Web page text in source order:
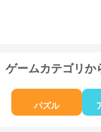
ゲームカテゴリか
パズル